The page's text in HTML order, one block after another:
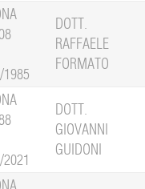
DOTT.
RAFFAELE
FORMATO
DOTT.
GIOVANNI
GUIDONI